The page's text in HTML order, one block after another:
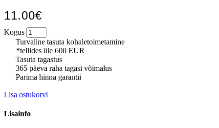
11.00€
Kogus
Turvaline tasuta kohaletoimetamine
*tellides üle 600 EUR
Tasuta tagastus
365 päeva raha tagasi võimalus
Parima hinna garantii
Lisa ostukorvi
Lisainfo